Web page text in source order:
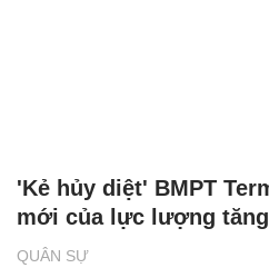
QUÂN SỰ
'Kẻ hủy diệt' BMPT
mới của lực lượng